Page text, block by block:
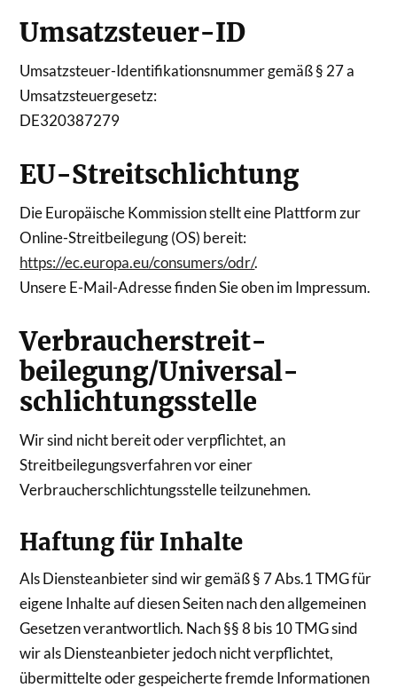
Umsatzsteuer-ID
Umsatzsteuer-Identifikationsnummer gemäß § 27 a
Umsatzsteuergesetz:
DE320387279
EU-Streitschlichtung
Die Europäische Kommission stellt eine Plattform zur
Online-Streitbeilegung (OS) bereit:
https://ec.europa.eu/consumers/odr/.
Unsere E-Mail-Adresse finden Sie oben im Impressum.
Verbraucher­streit­
beilegung/Universal­
schlichtungs­stelle
Wir sind nicht bereit oder verpflichtet, an
Streitbeilegungsverfahren vor einer
Verbraucherschlichtungsstelle teilzunehmen.
Haftung für Inhalte
Als Diensteanbieter sind wir gemäß § 7 Abs.1 TMG für
eigene Inhalte auf diesen Seiten nach den allgemeinen
Gesetzen verantwortlich. Nach §§ 8 bis 10 TMG sind
wir als Diensteanbieter jedoch nicht verpflichtet,
übermittelte oder gespeicherte fremde Informationen